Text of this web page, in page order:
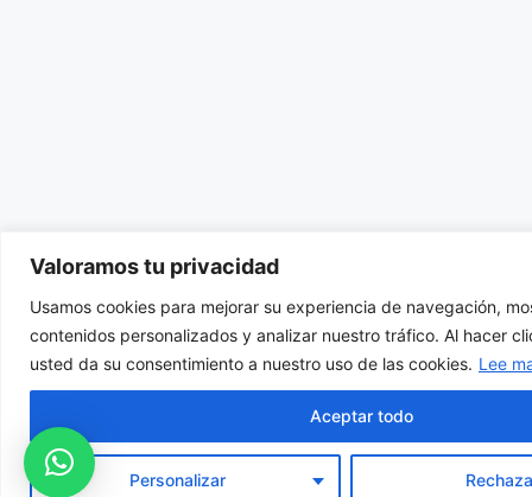
Valoramos tu privacidad
Usamos cookies para mejorar su experiencia de navegación,
contenidos personalizados y analizar nuestro tráfico. Al hacer
usted da su consentimiento a nuestro uso de las cookies. Lee
Personalizar
Aceptar todo